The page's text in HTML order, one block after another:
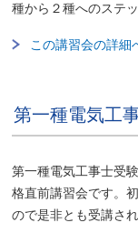
種から２種へのステ
この講習会の詳細
第一種電気工
第一種電気工事士受
格直前講習会です。
ので是非とも受講さ